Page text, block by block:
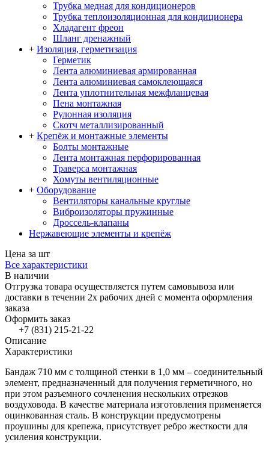
Трубка медная для кондиционеров
Трубка теплоизоляционная для кондиционера
Хладагент фреон
Шланг дренажный
+ Изоляция, герметизация
Герметик
Лента алюминиевая армированная
Лента алюминиевая самоклеющаяся
Лента уплотнительная межфланцевая
Пена монтажная
Рулонная изоляция
Скотч металлизированный
+ Крепёж и монтажные элементы
Болты монтажные
Лента монтажная перфорированная
Траверса монтажная
Хомуты вентиляционные
+ Оборудование
Вентиляторы канальные круглые
Виброизоляторы пружинные
Дроссель-клапаны
Нержавеющие элементы и крепёж
Цена за шт
Все характеристики
В наличии
Отгрузка товара осуществляется путем самовывоза или
доставки в течении 2х рабочих дней с момента оформления
заказа
Оформить заказ
+7 (831) 215-21-22
Описание
Характеристики
Бандаж 710 мм с толщиной стенки в 1,0 мм – соединительный
элемент, предназначенный для получения герметичного, но
при этом разъемного сочленения нескольких отрезков
воздуховода. В качестве материала изготовления применяется
оцинкованная сталь. В конструкции предусмотрены
проушины для крепежа, присутствует ребро жесткости для
усиления конструкции.